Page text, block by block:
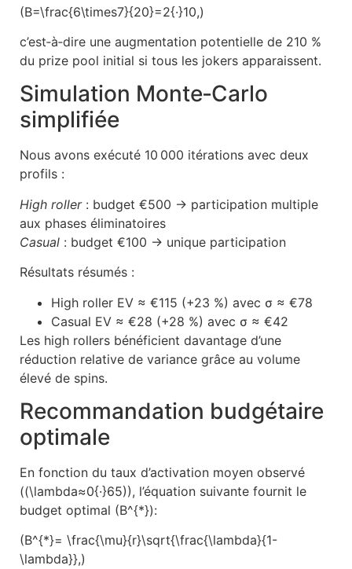
(B=\frac{6\times7}{20}=2{·}10,)
c’est‑à‑dire une augmentation potentielle de 210 %
du prize pool initial si tous les jokers apparaissent.
Simulation Monte‑Carlo
simplifiée
Nous avons exécuté 10 000 itérations avec deux
profils :
High roller: budget €500 → participation multiple
aux phases éliminatoires
Casual : budget €100 → unique participation
Résultats résumés :
High roller EV ≈ €115 (+23 %) avec σ ≈ €78
Casual EV ≈ €28 (+28 %) avec σ ≈ €42
Les high rollers bénéficient davantage d’une
réduction relative de variance grâce au volume
élevé de spins.
Recommandation budgétaire
optimale
En fonction du taux d’activation moyen observé
((\lambda≈0{·}65)), l’équation suivante fournit le
budget optimal (B^{*}):
(B^{*}= \frac{\mu}{r}\sqrt{\frac{\lambda}{1-
\lambda}},)